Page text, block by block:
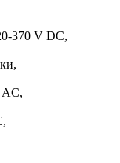
370 V DC,
AC,